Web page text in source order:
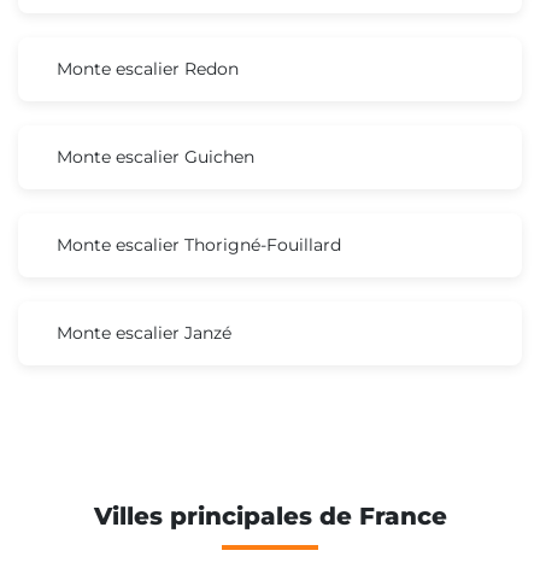
Monte escalier Redon
Monte escalier Guichen
Monte escalier Thorigné-Fouillard
Monte escalier Janzé
Villes principales de France